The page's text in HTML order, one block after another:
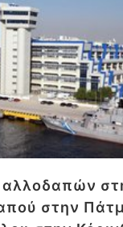
αλλοδαπών
στην